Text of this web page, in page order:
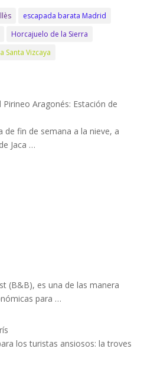
escapada barata Madrid
Horcajuelo de la Sierra
Santa Vizcaya
Pirineo Aragonés: Estación de
de fin de semana a la nieve, a
Jaca …
(B&B), es una de las manera
para …
los turistas ansiosos: la troves